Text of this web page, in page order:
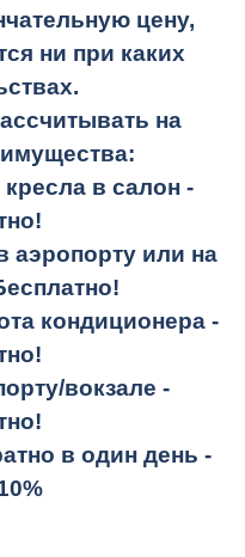
цену,
ни при каких
на
кресла в салон -
аэропорту или на
кондиционера -
вокзале -
в один день -